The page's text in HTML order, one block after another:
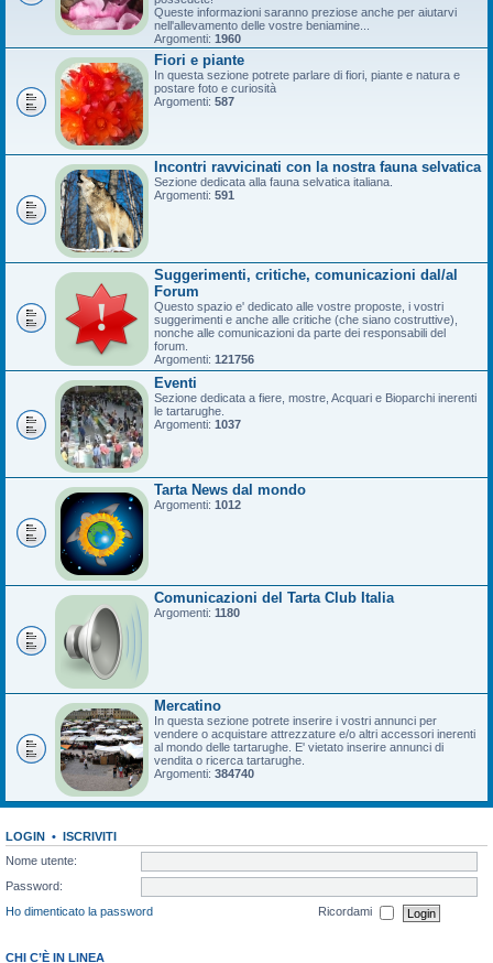
Queste informazioni saranno preziose anche per aiutarvi
nell'allevamento delle vostre beniamine...
Argomenti: 1960
Fiori e piante
In questa sezione potrete parlare di fiori, piante e natura e
postare foto e curiosità
Argomenti: 587
Incontri ravvicinati con la nostra fauna selvatica
Sezione dedicata alla fauna selvatica italiana.
Argomenti: 591
Suggerimenti, critiche, comunicazioni dal/al
Forum
Questo spazio e' dedicato alle vostre proposte, i vostri
suggerimenti e anche alle critiche (che siano costruttive),
nonche alle comunicazioni da parte dei responsabili del
forum.
Argomenti: 121756
Eventi
Sezione dedicata a fiere, mostre, Acquari e Bioparchi inerenti
le tartarughe.
Argomenti: 1037
Tarta News dal mondo
Argomenti: 1012
Comunicazioni del Tarta Club Italia
Argomenti: 1180
Mercatino
In questa sezione potrete inserire i vostri annunci per
vendere o acquistare attrezzature e/o altri accessori inerenti
al mondo delle tartarughe. E' vietato inserire annunci di
vendita o ricerca tartarughe.
Argomenti: 384740
LOGIN • ISCRIVITI
Nome utente:
Password:
Ho dimenticato la password
Ricordami
CHI C’È IN LINEA